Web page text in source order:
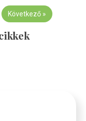
Következő »